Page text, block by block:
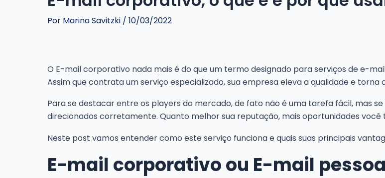
Por Marina Savitzki / 10/03/2022
O E-mail corporativo nada mais é do que um termo designado para serviços de e-
Assim que contrata um serviço especializado, sua empresa eleva a qualidade e torna
Para se destacar entre os players do mercado, de fato não é uma tarefa fácil, mas
direcionados corretamente. Quanto melhor sua reputação, mais oportunidades você
Neste post vamos entender como este serviço funciona e quais suas principais
E-mail corporativo ou E-mail